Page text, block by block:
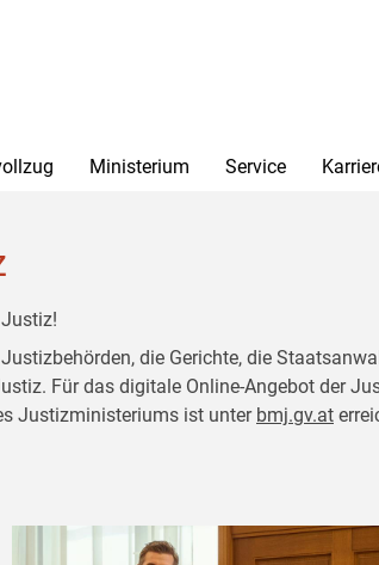
Ministerium Service
die Gerichte, die
Für das digitale Online-Angebot der
Justizministeriums ist unter bmj.gv.at